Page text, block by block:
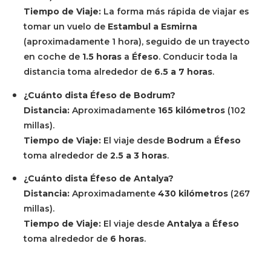
Tiempo de Viaje: La forma más rápida de viajar es
tomar un vuelo de Estambul a Esmirna
(aproximadamente 1 hora), seguido de un trayecto
en coche de 1.5 horas a Éfeso. Conducir toda la
distancia toma alrededor de 6.5 a 7 horas.
¿Cuánto dista Éfeso de Bodrum?
Distancia: Aproximadamente 165 kilómetros (102
millas).
Tiempo de Viaje: El viaje desde Bodrum a Éfeso
toma alrededor de 2.5 a 3 horas.
¿Cuánto dista Éfeso de Antalya?
Distancia: Aproximadamente 430 kilómetros (267
millas).
Tiempo de Viaje: El viaje desde Antalya a Éfeso
toma alrededor de 6 horas.